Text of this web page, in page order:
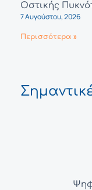
Οστικής
7 Αυγούστου, 2026
Περισσότερα »